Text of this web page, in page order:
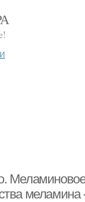
меламина